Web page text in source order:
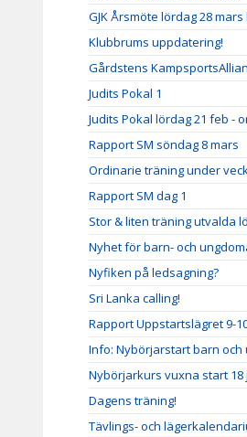
GJK Årsmöte lördag 28 mars
Klubbrums uppdatering!
Gårdstens
Judits Pokal 1
Judits Pokal lördag 21 feb -
Rapport SM söndag 8 mars
Ordinarie träning under
Rapport SM dag 1
Stor & liten träning utvalda
Nyhet för barn- och
Nyfiken på ledsagning?
Sri Lanka calling!
Rapport Uppstartslägret 9-
Info: Nybörjarstart barn och
Nybörjarkurs vuxna start 18
Dagens träning!
Tävlings- och